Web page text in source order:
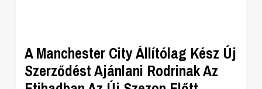
A Manchester City Állítólag Kész Új
Szerződést Ajánlani Rodrinak Az